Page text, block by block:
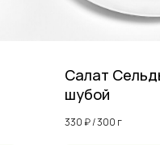
Салат
шубой
330 ₽ / 300 г